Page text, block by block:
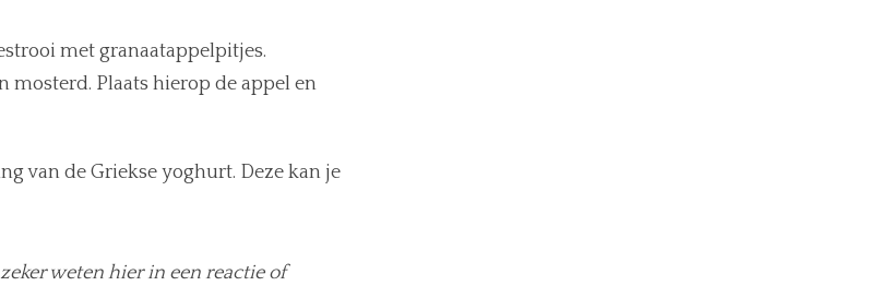
met granaatappelpitjes.
mosterd. Plaats hierop de appel en
van de Griekse yoghurt. Deze kan je
weten hier in een reactie of